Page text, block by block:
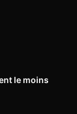
le moins